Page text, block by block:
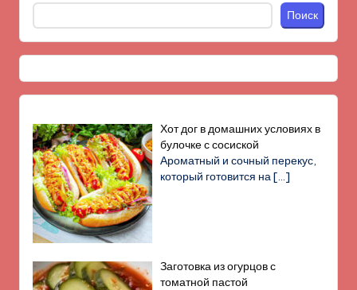
Поиск
Хот дог в домашних условиях в
булочке с сосиской
Ароматный и сочный перекус,
который готовится на[…]
Заготовка из огурцов с
томатной пастой